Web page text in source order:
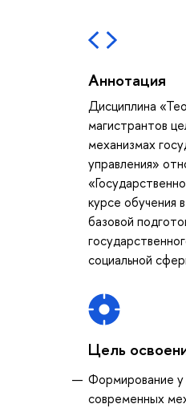
Аннотация
Дисциплина
магистрантов
механизмах
управления»
курсе обучения
базовой
социальной
Цель
Формирование у
современных